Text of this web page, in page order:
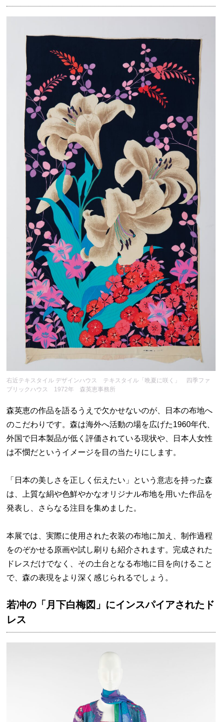
右近テキスタイル デザインハウス テキスタイル「晩夏に咲く」 四季ファ
ブリックハウス 1972年 森英恵事務所
森英恵の作品を語るうえで欠かせないのが、日本の布地へ
のこだわりです。森は海外へ活動の場を広げた1960年代、
外国で日本製品が低く評価されている現状や、日本人女性
は不憫だというイメージを目の当たりにします。
「日本の美しさを正しく伝えたい」という意志を持った森
は、上質な絹や色鮮やかなオリジナル布地を用いた作品を
発表し、さらなる注目を集めました。
本展では、実際に使用された衣装の布地に加え、制作過程
をのぞかせる原画や試し刷りも紹介されます。完成された
ドレスだけでなく、その土台となる布地に目を向けること
で、森の表現をより深く感じられるでしょう。
若冲の「月下白梅図」にインスパイアされたド
レス